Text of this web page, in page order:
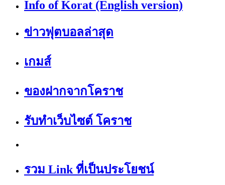
Info of Korat (English version)
ข่าวฟุตบอลล่าสุด
เกมส์
ของฝากจากโคราช
รับทำเว็บไซต์ โคราช
รวม Link ที่เป็นประโยชน์